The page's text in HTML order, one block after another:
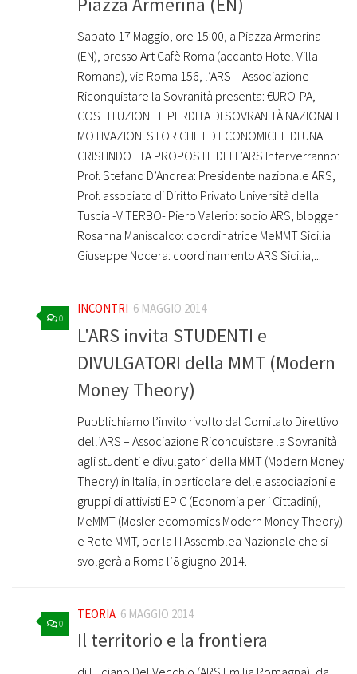
Sabato 17 Maggio, ore 15:00, a Piazza Armerina
(EN), presso Art Cafè Roma (accanto Hotel Villa
Romana), via Roma 156, l’ARS – Associazione
Riconquistare la Sovranità presenta: €URO-PA,
COSTITUZIONE E PERDITA DI SOVRANITÀ NAZIONALE
MOTIVAZIONI STORICHE ED ECONOMICHE DI UNA
CRISI INDOTTA PROPOSTE DELL’ARS Interverranno:
Prof. Stefano D’Andrea: Presidente nazionale ARS,
Prof. associato di Diritto Privato Università della
Tuscia -VITERBO- Piero Valerio: socio ARS, blogger
Rosanna Maniscalco: coordinatrice MeMMT Sicilia
Giuseppe Nocera: coordinamento ARS Sicilia,...
0
INCONTRI 6 MAGGIO 2014
L'ARS invita STUDENTI e
DIVULGATORI della MMT (Modern
Money Theory)
Pubblichiamo l’invito rivolto dal Comitato Direttivo
dell’ARS – Associazione Riconquistare la Sovranità
agli studenti e divulgatori della MMT (Modern Money
Theory) in Italia, in particolare delle associazioni e
gruppi di attivisti EPIC (Economia per i Cittadini),
MeMMT (Mosler ecomomics Modern Money Theory)
e Rete MMT, per la III Assemblea Nazionale che si
svolgerà a Roma l’8 giugno 2014.
0
TEORIA 6 MAGGIO 2014
Il territorio e la frontiera